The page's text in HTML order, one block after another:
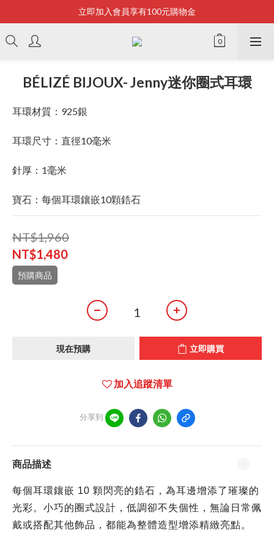
Bonjour~
立即加入會員享有100元購物金
全店滿2500即享免運
BÉLIZÉ BIJOUX- Jenny迷你圈式耳環
耳環材質：925銀
耳環尺寸：直徑10毫米
針厚：1毫米
寶石：每個耳環鑲嵌10顆鋯石
NT$1,960
NT$1,480
預購商品
現在預購 立即購買
加入追蹤清單
分享到
商品描述
每個耳環鑲嵌 10 顆閃亮的鋯石，為耳邊增添了璀璨的
光彩。小巧的圈式設計， 低調卻不失個性，無論日常佩
戴或搭配其他飾品， 都能為整體造型增添精緻亮點。